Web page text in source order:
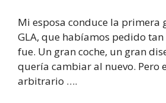
Mi esposa conduce la primera
GLA, que habíamos pedido
fue. Un gran coche, un gran
quería cambiar al nuevo. Pero
arbitrario ….